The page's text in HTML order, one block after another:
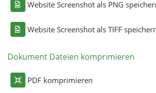
Website Screenshot als PNG
Website Screenshot als TIFF
Dokument Dateien komprimieren
PDF komprimieren